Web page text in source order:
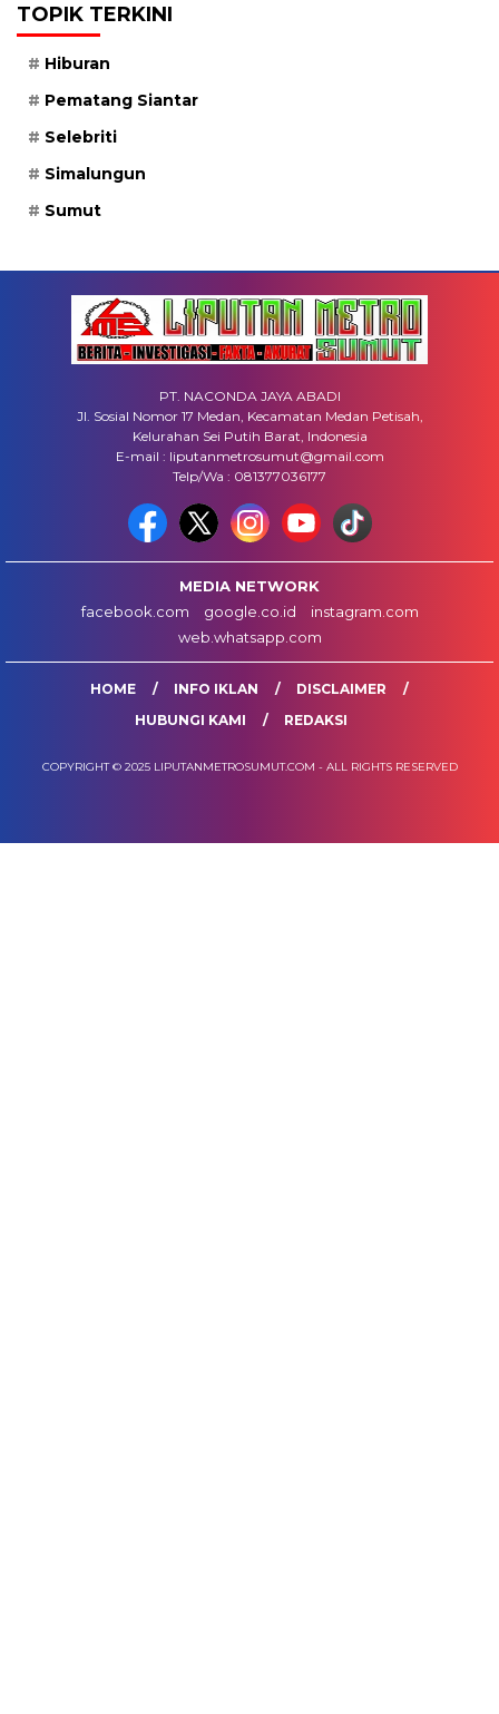
TOPIK TERKINI
Hiburan
Pematang Siantar
Selebriti
Simalungun
Sumut
PT. NACONDA JAYA ABADI
Jl. Sosial Nomor 17 Medan, Kecamatan Medan Petisah,
Kelurahan Sei Putih Barat, Indonesia
E-mail : liputanmetrosumut@gmail.com
Telp/Wa : 081377036177
MEDIA NETWORK
facebook.com
google.co.id
instagram.com
web.whatsapp.com
HOME INFO IKLAN
DISCLAIMER
HUBUNGI KAMI
REDAKSI
COPYRIGHT © 2025 LIPUTANMETROSUMUT.COM - ALL RIGHTS RESERVED